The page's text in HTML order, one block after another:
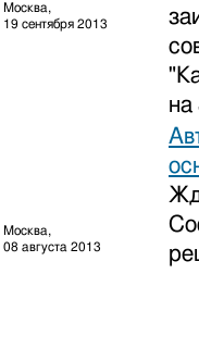
Москва,
19 сентября 2013
"
на
Москва,
08 августа 2013